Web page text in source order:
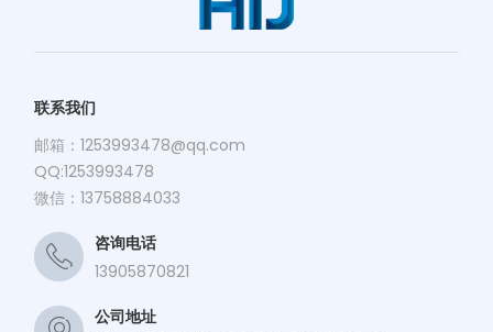
联系我们
邮箱：1253993478@qq.com
QQ:1253993478
微信：13758884033
咨询电话
13905870821
公司地址